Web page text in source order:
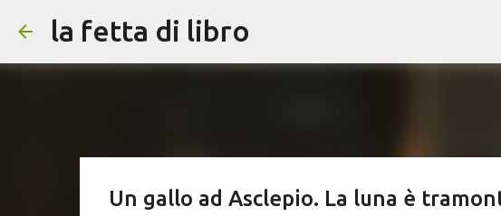
la fetta di libro
Un gallo ad Asclepio. La luna è